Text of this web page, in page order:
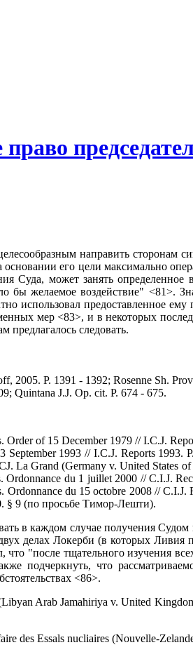
направить сторонам
его цели максимально
может занять
желаемое воздействие" <81>.
использовал предоставленное
мер <83>, и в некоторых
предлагалось следовать.
2005. P. 1391 - 1392; Rosenne Sh.
Quintana J.J. Op. cit. P. 674 - 675.
of 15 December 1979 // I.C.J.
1993 // I.C.J. Reports
La Grand (Germany v. United States
du 1 juillet 2000 // C.I.J.
du 15 octobre 2008 //
§ 9 (по просьбе Тимор-Лешти).
в каждом случае получения
делах Локерби (в которых
"после тщательного изучения
подчеркнуть, что
<86>.
Arab Jamahiriya v. United
des Essals nucliaires (Nouvelle-